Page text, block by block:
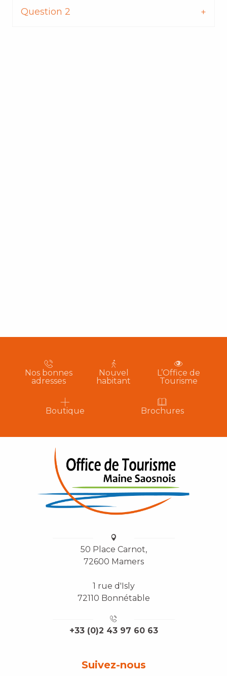
Question 2
Nos bonnes
adresses
Nouvel
habitant
L’Office de
Tourisme
Boutique Brochures
50 Place Carnot,
72600 Mamers
1 rue d'Isly
72110 Bonnétable
+33 (0)2 43 97 60 63
Suivez-nous